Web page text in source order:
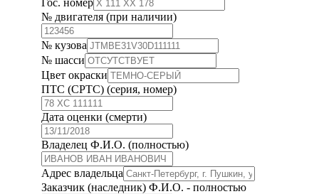
№ двигателя (при наличии)
№ кузова
№ шасси
Цвет окраски
ПТС (СРТС) (серия, номер)
Дата оценки (смерти)
Владелец Ф.И.О. (полностью)
Адрес владельца
Заказчик (наследник) Ф.И.О. - полностью